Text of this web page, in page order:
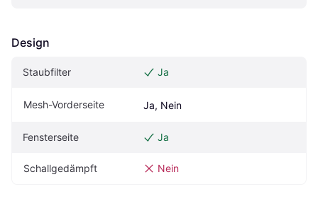
Design
Staubfilter Ja
Mesh-Vorderseite Ja, Nein
Fensterseite Ja
Schallgedämpft Nein